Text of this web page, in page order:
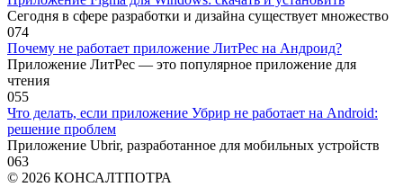
Сегодня в сфере разработки и дизайна существует множество
074
Почему не работает приложение ЛитРес на Андроид?
Приложение ЛитРес — это популярное приложение для
чтения
055
Что делать, если приложение Убрир не работает на Android:
решение проблем
Приложение Ubrir, разработанное для мобильных устройств
063
© 2026 КОНСАЛТПОТРА